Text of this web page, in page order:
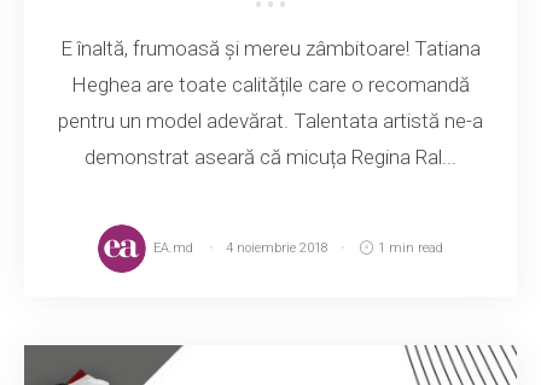
E înaltă, frumoasă și mereu zâmbitoare! Tatiana
Heghea are toate calitățile care o recomandă
pentru un model adevărat. Talentata artistă ne-a
demonstrat aseară că micuța Regina Ral...
EA.md 4 noiembrie 2018 1 min read